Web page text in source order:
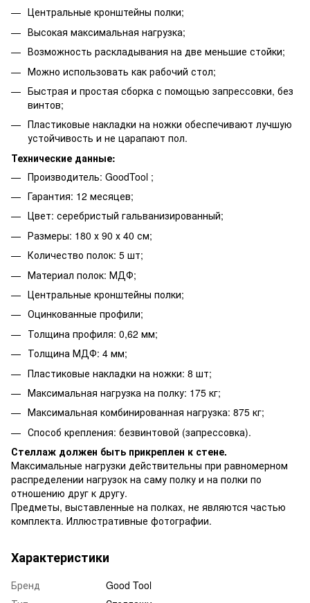
Центральные кронштейны полки;
Высокая максимальная нагрузка;
Возможность раскладывания на две меньшие стойки;
Можно использовать как рабочий стол;
Быстрая и простая сборка с помощью запрессовки, без
винтов;
Пластиковые накладки на ножки обеспечивают лучшую
устойчивость и не царапают пол.
Технические данные:
Производитель: GoodTool ;
Гарантия: 12 месяцев;
Цвет: серебристый гальванизированный;
Размеры: 180 х 90 х 40 см;
Количество полок: 5 шт;
Материал полок: МДФ;
Центральные кронштейны полки;
Оцинкованные профили;
Толщина профиля: 0,62 мм;
Толщина МДФ: 4 мм;
Пластиковые накладки на ножки: 8 шт;
Максимальная нагрузка на полку: 175 кг;
Максимальная комбинированная нагрузка: 875 кг;
Способ крепления: безвинтовой (запрессовка).
Стеллаж должен быть прикреплен к стене.
Максимальные нагрузки действительны при равномерном
распределении нагрузок на саму полку и на полки по
отношению друг к другу.
Предметы, выставленные на полках, не являются частью
комплекта. Иллюстративные фотографии.
Характеристики
Бренд
Good Tool